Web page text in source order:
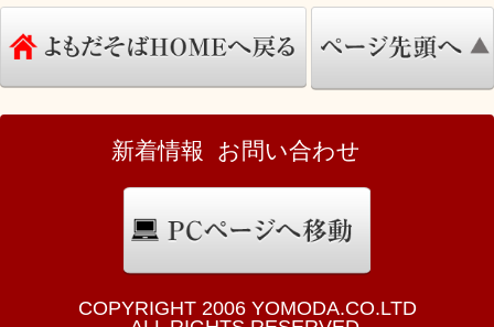
新着情報 お問い合わせ
COPYRIGHT 2006 YOMODA.CO.LTD